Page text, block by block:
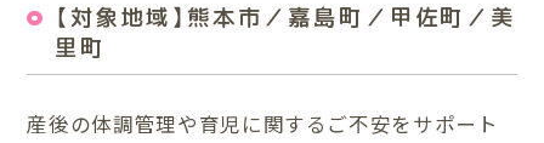
【対象地域】熊本市／嘉島町／甲佐町／美
里町
産後の体調管理や育児に関するご不安をサポート